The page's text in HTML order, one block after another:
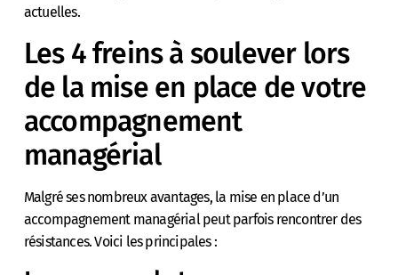
actuelles.
Les 4 freins à soulever lors
de la mise en place de votre
accompagnement
managérial
Malgré ses nombreux avantages, la mise en place d’un
accompagnement managérial peut parfois rencontrer des
résistances. Voici les principales :